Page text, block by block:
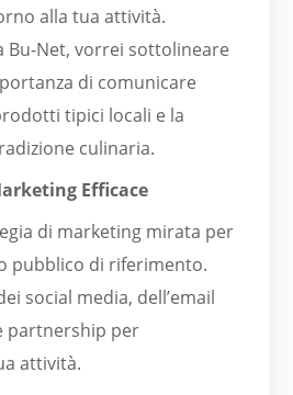
alla tua attività.
Bu-Net, vorrei sottolineare
di comunicare
tipici locali e la
culinaria.
Efficace
di marketing mirata per
pubblico di riferimento.
social media, dell’email
partnership per
attività.